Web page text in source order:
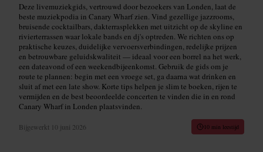
Deze livemuziekgids, vertrouwd door bezoekers van Londen, laat de
beste muziekpodia in Canary Wharf zien. Vind gezellige jazzrooms,
bruisende cocktailbars, dakterrasplekken met uitzicht op de skyline en
rivierterrassen waar lokale bands en dj's optreden. We richten ons op
praktische keuzes, duidelijke vervoersverbindingen, redelijke prijzen
en betrouwbare geluidskwaliteit — ideaal voor een borrel na het werk,
een dateavond of een weekendbijeenkomst. Gebruik de gids om je
route te plannen: begin met een vroege set, ga daarna wat drinken en
sluit af met een late show. Korte tips helpen je slim te boeken, rijen te
vermijden en de best beoordeelde concerten te vinden die in en rond
Canary Wharf in Londen plaatsvinden.
Bijgewerkt 10 juni 2026 10 min leestijd